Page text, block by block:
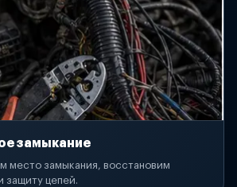
замыкание
место замыкания, восстановим
защиту цепей.